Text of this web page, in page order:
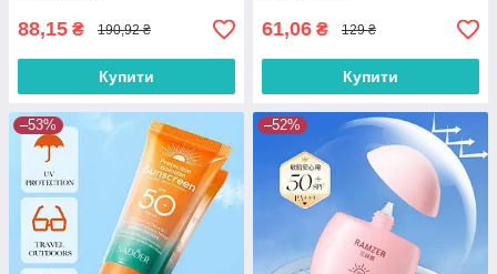
88,15 ₴ 190,92 ₴
Купити
61,06 ₴ 129 ₴
Купити
–53% –52%